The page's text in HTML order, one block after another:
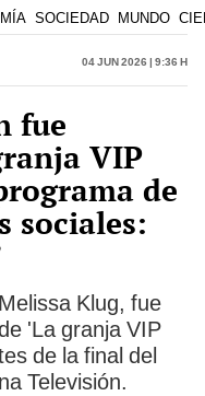
SOCIEDAD MUNDO
04 Jun 2026 | 9:36 h
fue
VIP
de
sociales:
Klug, fue
'La granja VIP
de la final del
Televisión.